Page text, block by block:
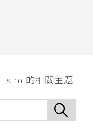
sim 的相關主題